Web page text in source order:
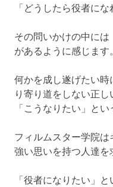
プ
デ
ュ
ー
ー
が
本
的
な
演
「どうしたら役者にな
その問いかけの中に
があるように感じます。
何かを成し遂げたい時
り寄り道をしない正
「こうなりたい」と
フィルムスター学院は
強い思いを持つ人達を
「役者になりたい」